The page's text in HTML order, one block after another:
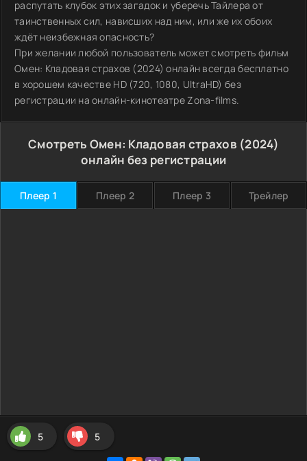
распутать клубок этих загадок и уберечь Тайлера от
таинственных сил, нависших над ним, или же их обоих
ждёт неизбежная опасность?
При желании любой пользователь может смотреть фильм
Омен: Кладовая страхов (2024) онлайн всегда бесплатно
в хорошем качестве HD (720, 1080, UltraHD) без
регистрации на онлайн-кинотеатре Zona-films.
Смотреть Омен: Кладовая страхов (2024)
онлайн без регистрации
Плеер 1 Плеер 2 Плеер 3 Трейлер
5 5